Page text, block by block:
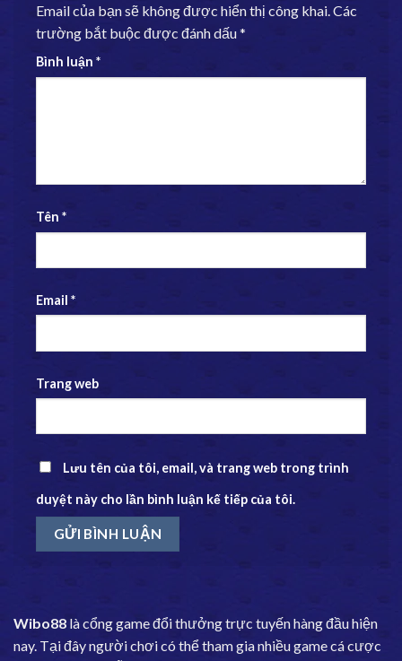
Email của bạn sẽ không được hiển thị công khai.Các
trường bắt buộc được đánh dấu*
Bình luận *
Tên *
Email *
Trang web
Lưu tên của tôi, email, và trang web trong trình
duyệt này cho lần bình luận kế tiếp của tôi.
Wibo88 là cổng game đổi thưởng trực tuyến hàng đầu hiện
nay. Tại đây người chơi có thể tham gia nhiều game cá cược